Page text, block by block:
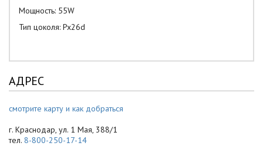
Мощность: 55W
Тип цоколя: Px26d
АДРЕС
смотрите карту и как добраться
г. Краснодар, ул. 1 Мая, 388/1
тел. 8-800-250-17-14